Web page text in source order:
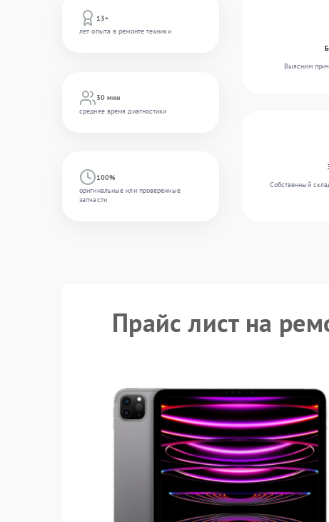
13+
лет опыта в ремонте техники
30 мин
среднее время диагностики
100%
оригинальные или проверенные
запчасти
Выясним
Собственный
Прайс лист на